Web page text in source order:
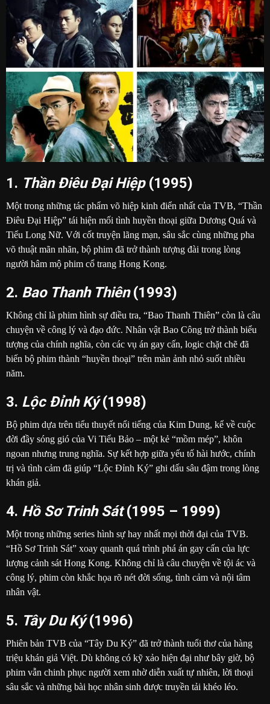
1. Thần Điêu Đại Hiệp(1995)
Một trong những tác phẩm võ hiệp kinh điển nhất của TVB, “Thần
Điêu Đại Hiệp” tái hiện mối tình huyền thoại giữa Dương Quá và
Tiểu Long Nữ. Với cốt truyện lãng mạn, sâu sắc cùng những pha
võ thuật mãn nhãn, bộ phim đã trở thành tượng đài trong lòng
người hâm mộ phim cổ trang Hong Kong.
2. Bao Thanh Thiên(1993)
Không chỉ là phim hình sự điều tra, “Bao Thanh Thiên” còn là câu
chuyện về công lý và đạo đức. Nhân vật Bao Công trở thành biểu
tượng của chính nghĩa, còn các vụ án gay cấn, logic chặt chẽ đã
biến bộ phim thành “huyền thoại” trên màn ảnh nhỏ suốt nhiều
năm.
3. Lộc Đỉnh Ký(1998)
Bộ phim dựa trên tiểu thuyết nổi tiếng của Kim Dung, kể về cuộc
đời đầy sóng gió của Vi Tiểu Bảo – một kẻ “mồm mép”, khôn
ngoan nhưng trung nghĩa. Sự kết hợp giữa yếu tố hài hước, chính
trị và tình cảm đã giúp “Lộc Đỉnh Ký” ghi dấu sâu đậm trong lòng
khán giả.
4. Hồ Sơ Trinh Sát(1995 – 1999)
Một trong những series hình sự hay nhất mọi thời đại của TVB.
“Hồ Sơ Trinh Sát” xoay quanh quá trình phá án gay cấn của lực
lượng cảnh sát Hong Kong. Không chỉ là câu chuyện về tội ác và
công lý, phim còn khắc họa rõ nét đời sống, tình cảm và nội tâm
nhân vật.
5. Tây Du Ký(1996)
Phiên bản TVB của “Tây Du Ký” đã trở thành tuổi thơ của hàng
triệu khán giả Việt. Dù không có kỹ xảo hiện đại như bây giờ, bộ
phim vẫn chinh phục người xem nhờ diễn xuất tự nhiên, lời thoại
sâu sắc và những bài học nhân sinh được truyền tải khéo léo.